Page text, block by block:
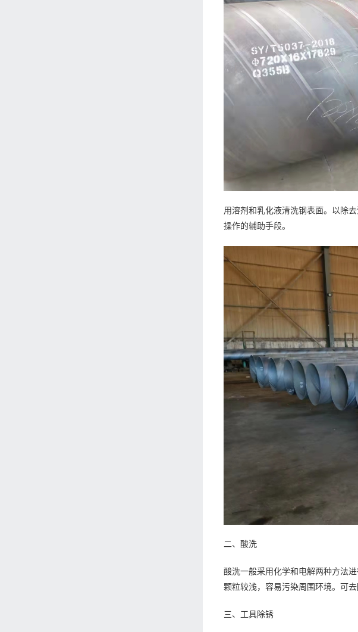
用溶剂和乳化液清洗钢表面。以除
操作的辅助手段。
二、酸洗
酸洗一般采用化学和电解两种方法
颗粒较浅，容易污染周围环境。可
三、工具除锈